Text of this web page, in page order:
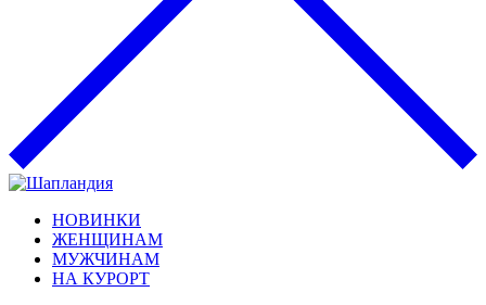
НОВИНКИ
ЖЕНЩИНАМ
МУЖЧИНАМ
НА КУРОРТ